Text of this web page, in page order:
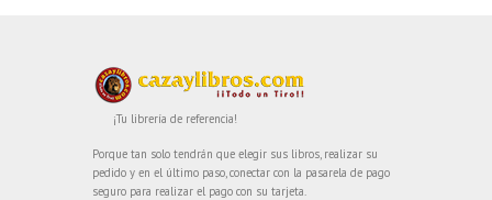
¡Tu librería de referencia!
Porque tan solo tendrán que elegir sus libros, realizar su
pedido y en el último paso, conectar con la pasarela de pago
seguro para realizar el pago con su tarjeta.